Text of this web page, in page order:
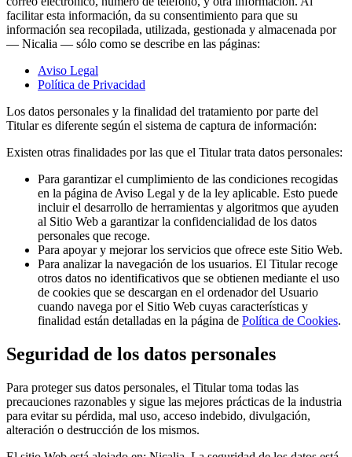
facilitar esta información, da su consentimiento para que su
información sea recopilada, utilizada, gestionada y almacenada por
— Nicalia — sólo como se describe en las páginas:
Aviso Legal
Política de Privacidad
Los datos personales y la finalidad del tratamiento por parte del
Titular es diferente según el sistema de captura de información:
Existen otras finalidades por las que el Titular trata datos personales:
Para garantizar el cumplimiento de las condiciones recogidas
en la página de Aviso Legal y de la ley aplicable. Esto puede
incluir el desarrollo de herramientas y algoritmos que ayuden
al Sitio Web a garantizar la confidencialidad de los datos
personales que recoge.
Para apoyar y mejorar los servicios que ofrece este Sitio Web.
Para analizar la navegación de los usuarios. El Titular recoge
otros datos no identificativos que se obtienen mediante el uso
de cookies que se descargan en el ordenador del Usuario
cuando navega por el Sitio Web cuyas características y
finalidad están detalladas en la página de Política de Cookies.
Seguridad de los datos personales
Para proteger sus datos personales, el Titular toma todas las
precauciones razonables y sigue las mejores prácticas de la industria
para evitar su pérdida, mal uso, acceso indebido, divulgación,
alteración o destrucción de los mismos.